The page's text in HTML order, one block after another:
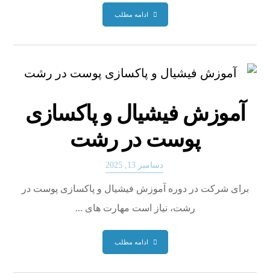
ادامه مطلب
آموزش فیشیال و پاکسازی
پوست در رشت
دسامبر 13, 2025
برای شرکت در دوره آموزش فیشیال و پاکسازی پوست در
رشت، نیاز است مهارت های ...
ادامه مطلب